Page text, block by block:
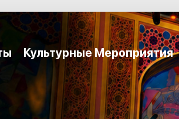
Культурные Мероприятия